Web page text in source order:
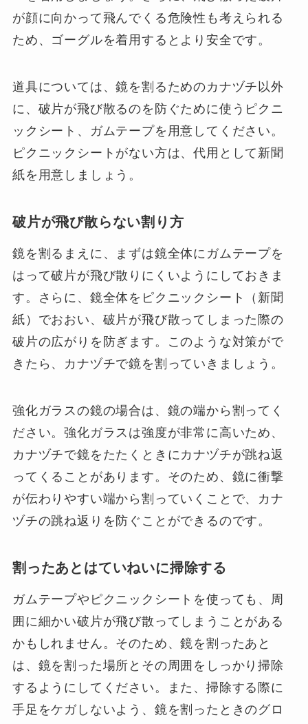
が顔に向かって飛んでくる危険性も考えられる
ため、ゴーグルを着用するとより安全です。
道具については、鏡を割るためのカナヅチ以外
に、破片が飛び散るのを防ぐために使うピクニ
ックシート、ガムテープを用意してください。
ピクニックシートがない方は、代用として新聞
紙を用意しましょう。
破片が飛び散らない割り方
鏡を割るまえに、まずは鏡全体にガムテープを
はって破片が飛び散りにくいようにしておきま
す。さらに、鏡全体をピクニックシート（新聞
紙）でおおい、破片が飛び散ってしまった際の
破片の広がりを防ぎます。このような対策がで
きたら、カナヅチで鏡を割っていきましょう。
強化ガラスの鏡の場合は、鏡の端から割ってく
ださい。強化ガラスは強度が非常に高いため、
カナヅチで鏡をたたくときにカナヅチが跳ね返
ってくることがあります。そのため、鏡に衝撃
が伝わりやすい端から割っていくことで、カナ
ヅチの跳ね返りを防ぐことができるのです。
割ったあとはていねいに掃除する
ガムテープやピクニックシートを使っても、周
囲に細かい破片が飛び散ってしまうことがある
かもしれません。そのため、鏡を割ったあと
は、鏡を割った場所とその周囲をしっかり掃除
するようにしてください。また、掃除する際に
手足をケガしないよう、鏡を割ったときのグロ